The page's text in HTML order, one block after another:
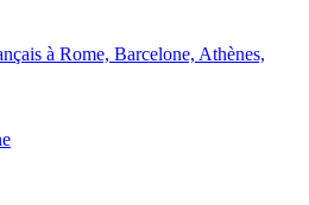
à Rome, Barcelone, Athènes,